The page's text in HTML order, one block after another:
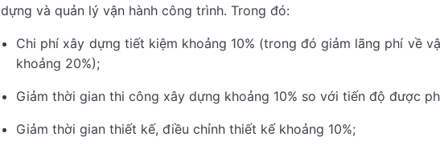
dựng và quản lý vận hành công trình. Trong đó:
Chi phí xây dựng tiết kiệm khoảng 10% (trong đó giảm lãng phí về
khoảng 20%);
Giảm thời gian thi công xây dựng khoảng 10% so với tiến độ được
Giảm thời gian thiết kế, điều chỉnh thiết kế khoảng 10%;